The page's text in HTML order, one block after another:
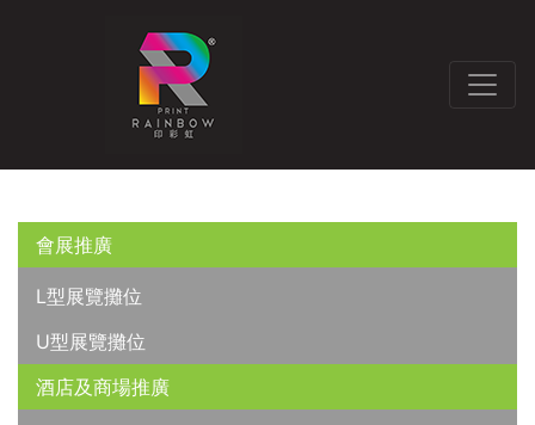
會展推廣
L型展覽攤位
U型展覽攤位
酒店及商場推廣